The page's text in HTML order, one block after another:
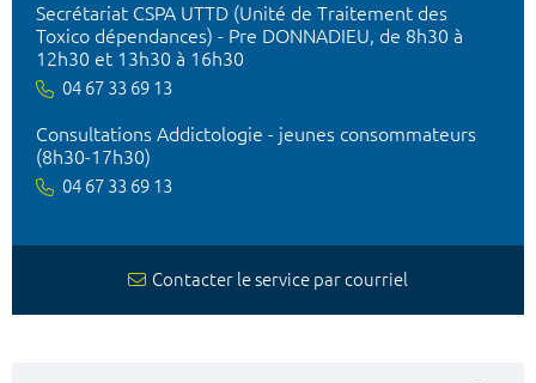
Secrétariat CSPA UTTD (Unité de Traitement des
Toxico dépendances) - Pre DONNADIEU, de 8h30 à
12h30 et 13h30 à 16h30
04 67 33 69 13
Consultations Addictologie - jeunes consommateurs
(8h30-17h30)
04 67 33 69 13
Contacter le service par courriel